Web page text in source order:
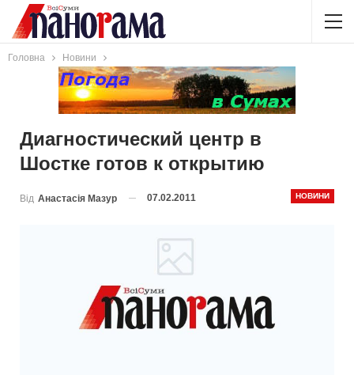
Головна Новини
Диагностический центр в
Шостке готов к открытию
НОВИНИ
Від Анастасія Мазур 07.02.2011